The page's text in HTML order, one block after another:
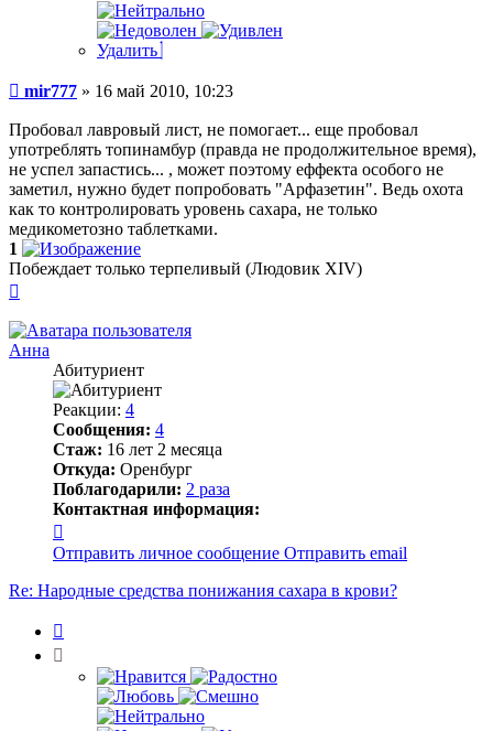
Удалить
Сообщение
mir777 » 16 май 2010, 10:23
Пробовал лавровый лист, не помогает... еще пробовал
употреблять топинамбур (правда не продолжительное время),
не успел запастись... , может поэтому еффекта особого не
заметил, нужно будет попробовать "Арфазетин". Ведь охота
как то контролировать уровень сахара, не только
медикометозно таблетками.
1
Побеждает только терпеливый (Людовик XIV)
началу
Анна
Абитуриент
Реакции: 4
Сообщения: 4
Стаж: 16 лет 2 месяца
Откуда: Оренбург
Поблагодарили: 2 раза
Контактная информация:
информация
пользователя
Анна
Отправить личное сообщение Отправить email
Re: Народные средства понижания сахара в крови?